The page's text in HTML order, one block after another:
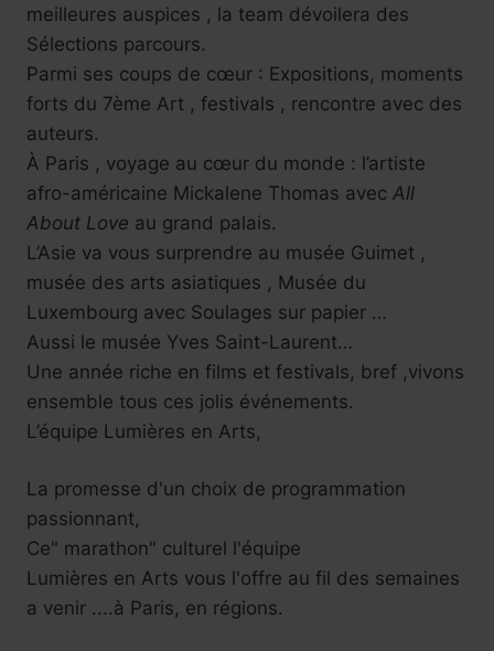
meilleures auspices , la team dévoilera des
Sélections parcours.
Parmi ses coups de cœur : Expositions, moments
forts du 7ème Art , festivals , rencontre avec des
auteurs.
À Paris , voyage au cœur du monde : l’artiste
afro-américaine Mickalene Thomas avec All
About Love au grand palais.
L’Asie va vous surprendre au musée Guimet ,
musée des arts asiatiques , Musée du
Luxembourg avec Soulages sur papier …
Aussi le musée Yves Saint-Laurent…
Une année riche en films et festivals, bref ,vivons
ensemble tous ces jolis événements.
L’équipe Lumières en Arts,
La promesse d'un choix de programmation
passionnant,
Ce" marathon" culturel l'équipe
Lumières en Arts vous l'offre au fil des semaines
a venir ....à Paris, en régions.